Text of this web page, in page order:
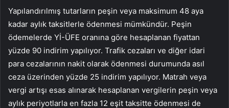
Yapılandırılmış tutarların peşin veya maksimum 48 aya
kadar aylık taksitlerle ödenmesi mümkündür. Peşin
ödemelerde Yİ-ÜFE oranına göre hesaplanan fiyattan
yüzde 90 indirim yapılıyor. Trafik cezaları ve diğer idari
para cezalarının nakit olarak ödenmesi durumunda asıl
ceza üzerinden yüzde 25 indirim yapılıyor. Matrah veya
vergi artışı esas alınarak hesaplanan vergilerin peşin veya
aylık periyotlarla en fazla 12 eşit taksitte ödenmesi de